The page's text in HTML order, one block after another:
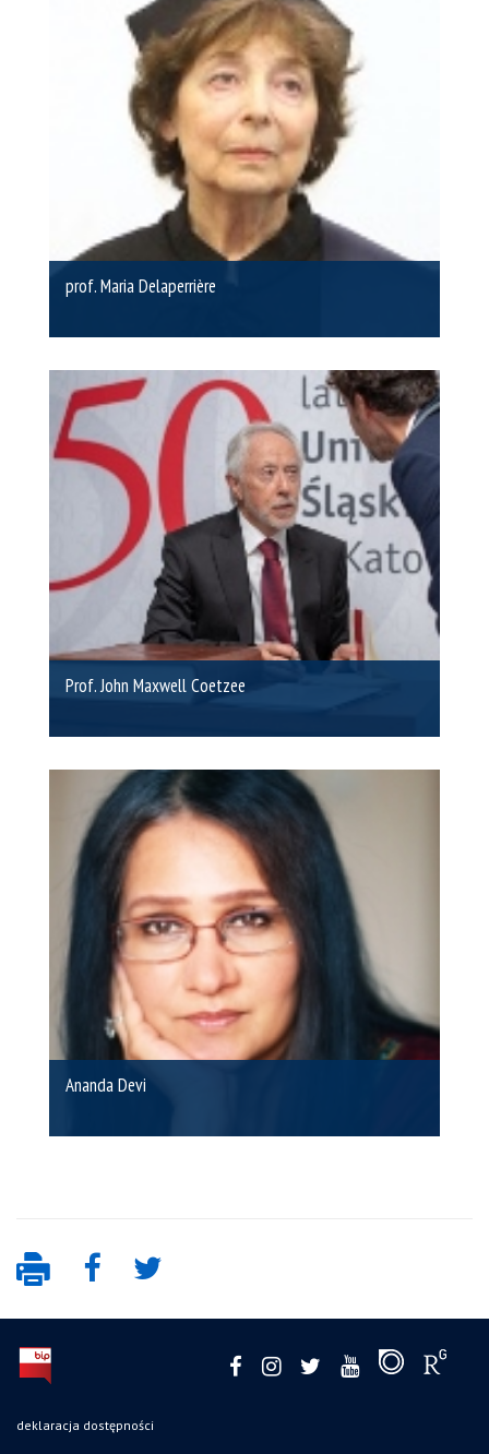
prof. Maria Delaperrière
Prof. John Maxwell Coetzee
Ananda Devi
deklaracja dostępności